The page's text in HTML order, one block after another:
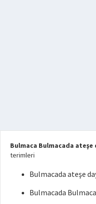
Bulmaca Bulmacada ateşe
terimleri
Bulmacada ateşe
Bulmacada